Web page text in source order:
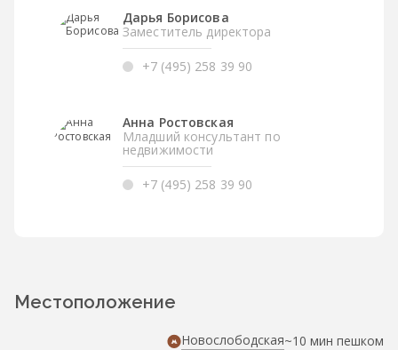
Дарья Борисова
Заместитель директора
+7 (495) 258 39 90
Анна Ростовская
Младший консультант по
недвижимости
+7 (495) 258 39 90
Местоположение
Новослободская~10 мин пешком